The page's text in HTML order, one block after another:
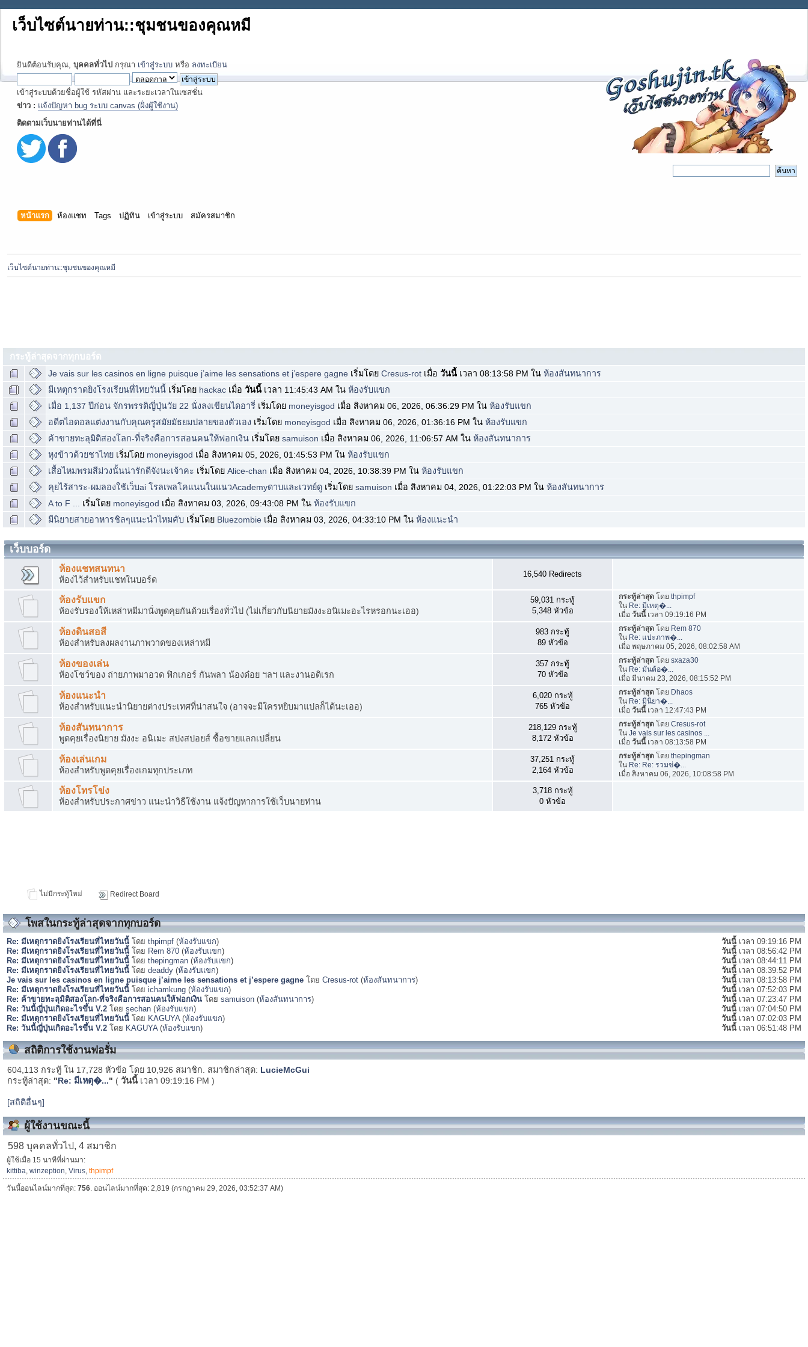
เว็บไซต์นายท่าน::ชุมชนของคุณหมี
ยินดีต้อนรับคุณ, บุคคลทั่วไป กรุณา เข้าสู่ระบบ หรือ ลงทะเบียน
เข้าสู่ระบบด้วยชื่อผู้ใช้ รหัสผ่าน และระยะเวลาในเซสชั่น
ข่าว : แจ้งปัญหา bug ระบบ canvas (ฝั่งผู้ใช้งาน)
ติดตามเว็บนายท่านได้ที่นี่
หน้าแรก ห้องแชท Tags ปฏิทิน เข้าสู่ระบบ สมัครสมาชิก
เว็บไซต์นายท่าน::ชุมชนของคุณหมี
กระทู้ล่าสุดจากทุกบอร์ด
Je vais sur les casinos en ligne puisque j’aime les sensations et j’espere gagne เริ่มโดย Cresus-rot เมื่อ วันนี้ เวลา 08:13:58 PM ใน ห้องสันทนาการ
มีเหตุกราดยิงโรงเรียนที่ไทยวันนี้ เริ่มโดย hackac เมื่อ วันนี้ เวลา 11:45:43 AM ใน ห้องรับแขก
เมื่อ 1,137 ปีก่อน จักรพรรดิญี่ปุ่นวัย 22 นั่งลงเขียนไดอารี่ เริ่มโดย moneyisgod เมื่อ สิงหาคม 06, 2026, 06:36:29 PM ใน ห้องรับแขก
อดีตไอดอลแต่งงานกับคุณครูสมัยมัธยมปลายของตัวเอง เริ่มโดย moneyisgod เมื่อ สิงหาคม 06, 2026, 01:36:16 PM ใน ห้องรับแขก
ค้าขายทะลุมิติสองโลก-ที่จริงคือการสอนคนให้ฟอกเงิน เริ่มโดย samuison เมื่อ สิงหาคม 06, 2026, 11:06:57 AM ใน ห้องสันทนาการ
หุงข้าวด้วยชาไทย เริ่มโดย moneyisgod เมื่อ สิงหาคม 05, 2026, 01:45:53 PM ใน ห้องรับแขก
เสื้อไหมพรมสีม่วงนั้นน่ารักดีจังนะเจ้าคะ เริ่มโดย Alice-chan เมื่อ สิงหาคม 04, 2026, 10:38:39 PM ใน ห้องรับแขก
คุยไร้สาระ-ผมลองใช้เว็บai โรลเพลโคแนนในแนวAcademyดาบและเวทย์ดู เริ่มโดย samuison เมื่อ สิงหาคม 04, 2026, 01:22:03 PM ใน ห้องสันทนาการ
A to F ... เริ่มโดย moneyisgod เมื่อ สิงหาคม 03, 2026, 09:43:08 PM ใน ห้องรับแขก
มีนิยายสายอาหารชิลๆแนะนำไหมคับ เริ่มโดย Bluezombie เมื่อ สิงหาคม 03, 2026, 04:33:10 PM ใน ห้องแนะนำ
เว็บบอร์ด
ห้องแชทสนทนา
ห้องไว้สำหรับแชทในบอร์ด
16,540 Redirects
ห้องรับแขก
ห้องรับรองให้เหล่าหมีมานั่งพูดคุยกันด้วยเรื่องทั่วไป (ไม่เกี่ยวกับนิยายมังงะอนิเมะอะไรหรอกนะเออ)
59,031 กระทู้
5,348 หัวข้อ
กระทู้ล่าสุดโดย thpimpf
ใน Re: มีเหตุ�...
เมื่อ วันนี้เวลา 09:19:16 PM
ห้องดินสอสี
ห้องสำหรับลงผลงานภาพวาดของเหล่าหมี
983 กระทู้
89 หัวข้อ
กระทู้ล่าสุดโดย Rem 870
ใน Re: แปะภาพ�...
เมื่อ พฤษภาคม 05, 2026, 08:02:58 AM
ห้องของเล่น
ห้องโชว์ของ ถ่ายภาพมาอวด ฟิกเกอร์ กันพลา น้องด๋อย ฯลฯ และงานอดิเรก
357 กระทู้
70 หัวข้อ
กระทู้ล่าสุดโดย sxaza30
ใน Re: มันต้อ�...
เมื่อ มีนาคม 23, 2026, 08:15:52 PM
ห้องแนะนำ
ห้องสำหรับแนะนำนิยายต่างประเทศที่น่าสนใจ (อาจจะมีใครหยิบมาแปลก็ได้นะเออ)
6,020 กระทู้
765 หัวข้อ
กระทู้ล่าสุดโดย Dhaos
ใน Re: มีนิยา�...
เมื่อ วันนี้เวลา 12:47:43 PM
ห้องสันทนาการ
พูดคุยเรื่องนิยาย มังงะ อนิเมะ สปงสปอยส์ ซื้อขายแลกเปลี่ยน
218,129 กระทู้
8,172 หัวข้อ
กระทู้ล่าสุดโดย Cresus-rot
ใน Je vais sur les casinos ...
เมื่อ วันนี้เวลา 08:13:58 PM
ห้องเล่นเกม
ห้องสำหรับพูดคุยเรื่องเกมทุกประเภท
37,251 กระทู้
2,164 หัวข้อ
กระทู้ล่าสุดโดย thepingman
ใน Re: Re: รวมข่�...
เมื่อ สิงหาคม 06, 2026, 10:08:58 PM
ห้องโทรโข่ง
ห้องสำหรับประกาศข่าว แนะนำวิธีใช้งาน แจ้งปัญหาการใช้เว็บนายท่าน
3,718 กระทู้
0 หัวข้อ
ไม่มีกระทู้ใหม่ Redirect Board
โพสในกระทู้ล่าสุดจากทุกบอร์ด
Re: มีเหตุกราดยิงโรงเรียนที่ไทยวันนี้ โดยthpimpf (ห้องรับแขก) วันนี้เวลา 09:19:16 PM
Re: มีเหตุกราดยิงโรงเรียนที่ไทยวันนี้ โดย Rem 870 (ห้องรับแขก) วันนี้เวลา 08:56:42 PM
Re: มีเหตุกราดยิงโรงเรียนที่ไทยวันนี้ โดยthepingman (ห้องรับแขก) วันนี้เวลา 08:44:11 PM
Re: มีเหตุกราดยิงโรงเรียนที่ไทยวันนี้ โดยdeaddy (ห้องรับแขก) วันนี้เวลา 08:39:52 PM
Je vais sur les casinos en ligne puisque j’aime les sensations et j’espere gagne โดยCresus-rot (ห้องสันทนาการ) วันนี้เวลา 08:13:58 PM
Re: มีเหตุกราดยิงโรงเรียนที่ไทยวันนี้ โดยichamkung (ห้องรับแขก) วันนี้เวลา 07:52:03 PM
Re: ค้าขายทะลุมิติสองโลก-ที่จริงคือการสอนคนให้ฟอกเงิน โดยsamuison (ห้องสันทนาการ) วันนี้เวลา 07:23:47 PM
Re: วันนี้ญี่ปุ่นเกิดอะไรขึ้น V.2 โดยsechan (ห้องรับแขก) วันนี้เวลา 07:04:50 PM
Re: มีเหตุกราดยิงโรงเรียนที่ไทยวันนี้ โดย KAGUYA(ห้องรับแขก) วันนี้เวลา 07:02:03 PM
Re: วันนี้ญี่ปุ่นเกิดอะไรขึ้น V.2 โดย KAGUYA(ห้องรับแขก) วันนี้เวลา 06:51:48 PM
สถิติการใช้งานฟอรั่ม
604,113 กระทู้ ใน 17,728 หัวข้อ โดย 10,926 สมาชิก. สมาชิกล่าสุด: LucieMcGui
กระทู้ล่าสุด: "Re: มีเหตุ�..." (วันนี้ เวลา 09:19:16 PM )
[สถิติอื่นๆ]
ผู้ใช้งานขณะนี้
598 บุคคลทั่วไป, 4 สมาชิก
ผู้ใช้เมื่อ 15 นาทีที่ผ่านมา:
kittiba,winzeption,Virus,thpimpf
วันนี้ออนไลน์มากที่สุด:756. ออนไลน์มากที่สุด: 2,819 (กรกฎาคม 29, 2026, 03:52:37 AM)